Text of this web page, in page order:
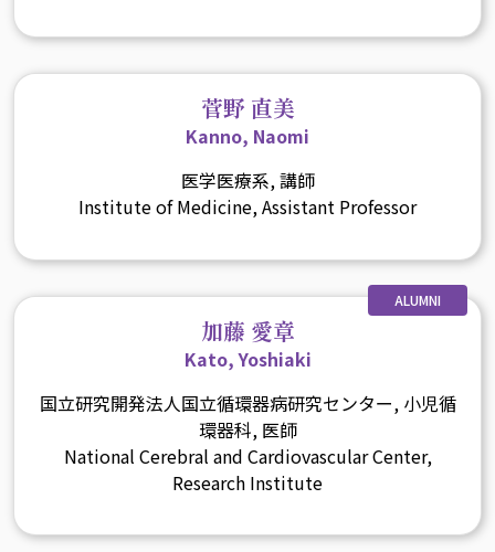
菅野 直美
Kanno, Naomi
医学医療系, 講師
Institute of Medicine, Assistant Professor
ALUMNI
加藤 愛章
Kato, Yoshiaki
国立研究開発法人国立循環器病研究センター, 小児循
環器科, 医師
National Cerebral and Cardiovascular Center,
Research Institute